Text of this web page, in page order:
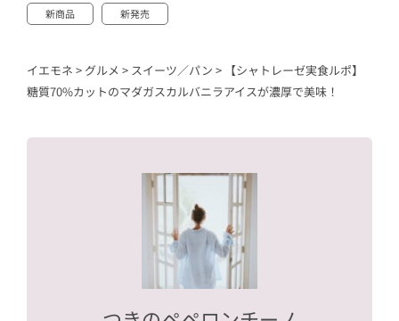
新商品 新発売
イエモネ > グルメ > スイーツ／パン > 【シャトレーゼ実食ルポ】
糖質70%カットのマダガスカルバニラアイスが濃厚で美味！